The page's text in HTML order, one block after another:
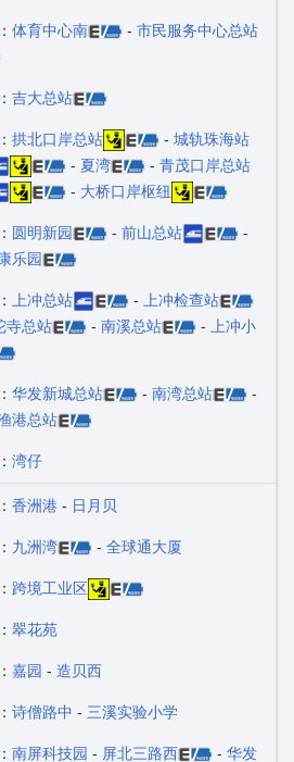
体育中心南 - 市民服务中心总站
： 吉大总站
拱北口岸总站 - 城轨珠海站
- 夏湾 - 青茂口岸总站
- 大桥口岸枢纽
： 圆明新园 - 前山总站
-
乐园
： 上冲总站 -
上冲检查站
寺总站 - 南溪总站 -
上冲小
： 华发新城总站 - 南湾总站
-
港总站
： 湾仔
： 香洲港 - 日月贝
： 九洲湾 - 全球通大厦
跨境工业区
翠花苑
： 嘉园 - 造贝西
： 诗僧路中 - 三溪实验小学
： 南屏科技园 - 屏北三路西 - 华发